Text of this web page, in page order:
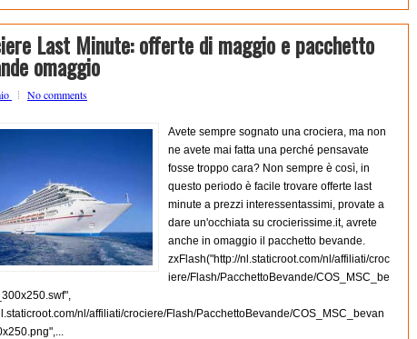
Last Minute: offerte di maggio e pacchetto
omaggio
No comments
Avete sempre sognato una crociera, ma non
ne avete mai fatta una perché pensavate
fosse troppo cara? Non sempre è così, in
questo periodo è facile trovare offerte last
minute a prezzi interessentassimi, provate a
dare un'occhiata su crocierissime.it, avrete
anche in omaggio il pacchetto bevande.
zxFlash("http://nl.staticroot.com/nl/affiliati/croc
iere/Flash/PacchettoBevande/COS_MSC_be
nl/affiliati/crociere/Flash/PacchettoBevande/COS_MSC_bevan